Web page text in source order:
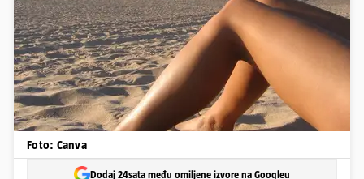
Foto: Canva
Dodaj 24sata među omiljene izvore na Googleu